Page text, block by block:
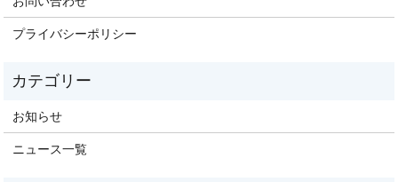
プライバシーポリシー
お知らせ
ニュース一覧